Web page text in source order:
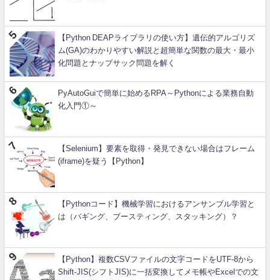
【Python DEAPライブラリの使い方】遺伝的アルゴリズ
ム(GA)のわかりやすい解説と超簡単な関数の最大・最小
化問題とナップサック問題を解く
PyAutoGuiで簡単に始めるRPA～Pythonによる業務自動
化入門①～
【Selenium】要素を取得・発見できない場合はフレーム
(iframe)を疑う【Python】
【Pythonコード】機械学習におけるアンサンブル学習と
は（バギング、ブースティング、スタッキング）？
【Python】複数CSVファイルの文字コードをUTF-8から
Shift-JIS(シフトJIS)に一括変換してメモ帳やExcelでの文